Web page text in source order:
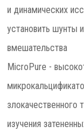
и динамических
установить шунты
вмешательства
MicroPure -
злокачественного
изучения